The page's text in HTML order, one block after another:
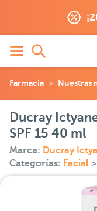
Farmacia Nuestras
Ducray
SPF 15 40 ml
Marca: Ducray
Categorías: Facial >